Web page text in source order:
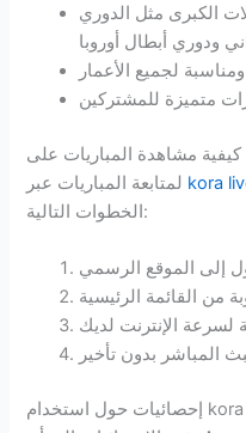
الكبرى مثل الدوري
kora
الخطوات التالية: